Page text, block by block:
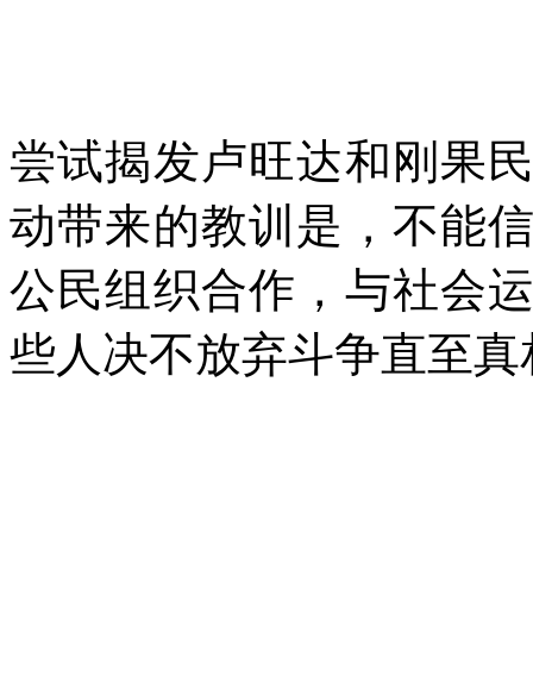
尝试揭发卢旺达和刚果
动带来的教训是，不能
公民组织合作，与社会
些人决不放弃斗争直至